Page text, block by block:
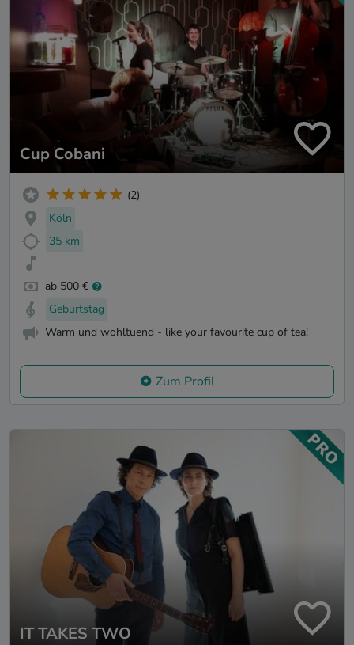
Cup Cobani
(2)
Köln
35 km
ab 500 €
Geburtstag
Warm und wohltuend - like your favourite cup of tea!
Zum Profil
IT TAKES TWO